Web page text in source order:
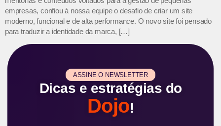
empresas, confiou à nossa equipe o desafio de criar um site
moderno, funcional e de alta performance. O novo site foi pensado
para traduzir a identidade da marca, […]
ASSINE O NEWSLETTER
Dicas e estratégias do
Dojo!